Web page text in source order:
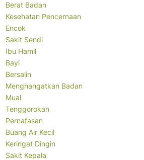
Berat Badan
Kesehatan Pencernaan
Encok
Sakit Sendi
Ibu Hamil
Bayi
Bersalin
Menghangatkan Badan
Mual
Tenggorokan
Pernafasan
Buang Air Kecil
Keringat Dingin
Sakit Kepala